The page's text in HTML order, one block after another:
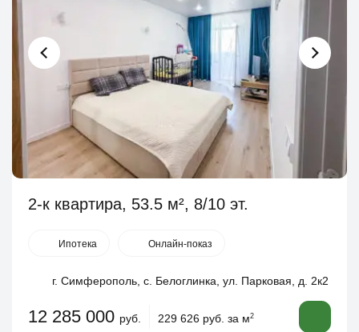
2-к квартира, 53.5 м², 8/10 эт.
Ипотека Онлайн-показ
г. Симферополь, с. Белоглинка, ул. Парковая, д. 2к2
12 285 000 руб. 229 626 руб. за м2